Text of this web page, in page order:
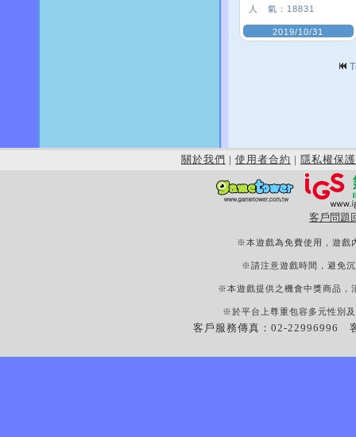
人 氣： 18831
2019/10/31
關於我們 | 使用者合約 | 隱私權保護
客戶問題
※本遊戲為免費使用，遊戲
※請注意遊戲時間，避免
※本遊戲提供之機會中獎商品，
※於平台上尊重包容多元性別
客戶服務傳真：02-22996996